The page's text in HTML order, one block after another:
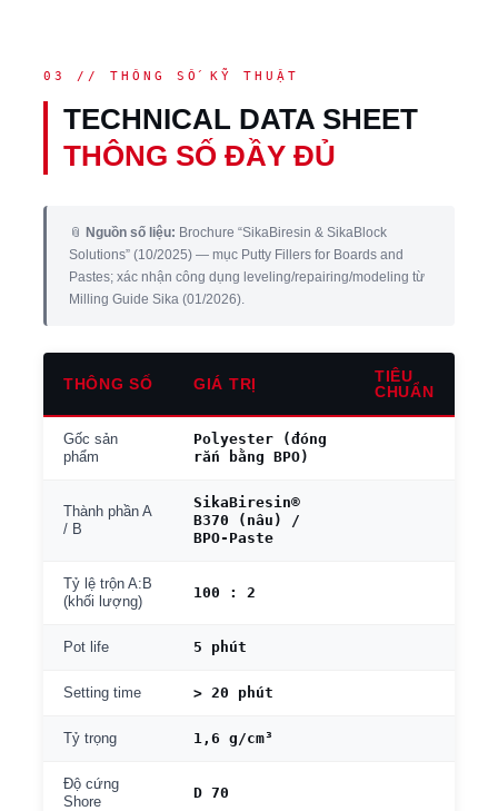
03 // THÔNG SỐ KỸ THUẬT
TECHNICAL DATA SHEET
THÔNG SỐ ĐẦY ĐỦ
📎 Nguồn số liệu: Brochure “SikaBiresin & SikaBlock
Solutions” (10/2025) — mục Putty Fillers for Boards and
Pastes; xác nhận công dụng leveling/repairing/modeling từ
Milling Guide Sika (01/2026).
THÔNG SỐ GIÁ TRỊ
TIÊU
CHUẨN
Gốc sản
phẩm
Polyester (đóng
rắn bằng BPO)
Thành phần A
/ B
SikaBiresin®
B370 (nâu) /
BPO-Paste
Tỷ lệ trộn A:B
(khối lượng)
100 : 2
Pot life 5 phút
Setting time > 20 phút
Tỷ trọng 1,6 g/cm³
Độ cứng
Shore
D 70